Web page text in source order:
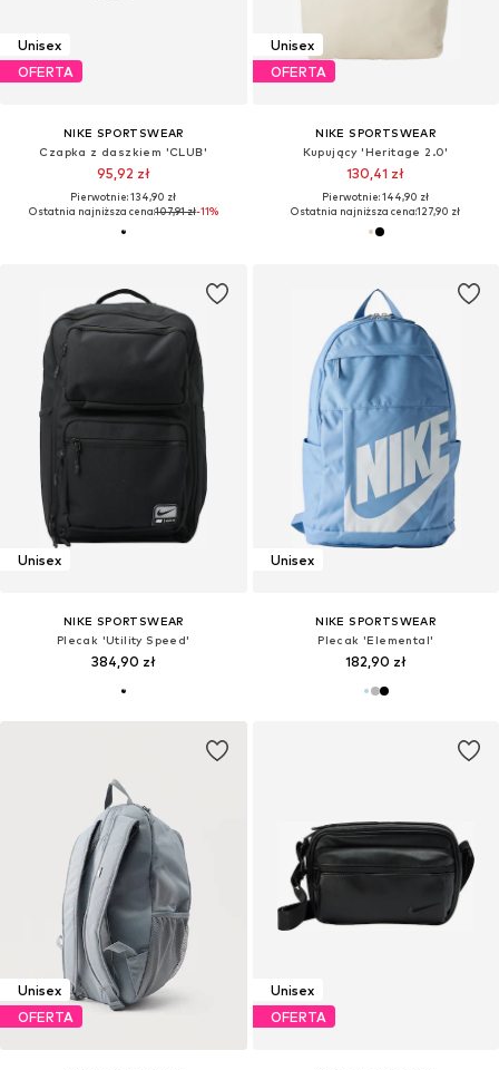
Unisex
OFERTA
NIKE SPORTSWEAR
Czapka z daszkiem 'CLUB'
95,92 zł
Pierwotnie: 134,90 zł
Ostatnia najniższa cena:107,91 zł-11%
Unisex
OFERTA
NIKE SPORTSWEAR
Kupujący 'Heritage 2.0'
130,41 zł
Pierwotnie: 144,90 zł
Ostatnia najniższa cena:127,90 zł
Unisex
NIKE SPORTSWEAR
Plecak 'Utility Speed'
384,90 zł
Unisex
NIKE SPORTSWEAR
Plecak 'Elemental'
182,90 zł
Unisex
OFERTA
Unisex
OFERTA